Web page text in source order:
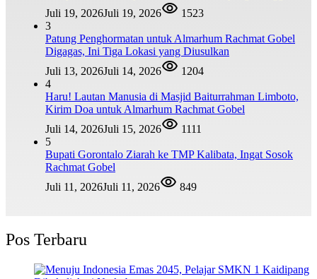
Juli 19, 2026Juli 19, 2026
1523
3
Patung Penghormatan untuk Almarhum Rachmat Gobel
Digagas, Ini Tiga Lokasi yang Diusulkan
Juli 13, 2026Juli 14, 2026
1204
4
Haru! Lautan Manusia di Masjid Baiturrahman Limboto,
Kirim Doa untuk Almarhum Rachmat Gobel
Juli 14, 2026Juli 15, 2026
1111
5
Bupati Gorontalo Ziarah ke TMP Kalibata, Ingat Sosok
Rachmat Gobel
Juli 11, 2026Juli 11, 2026 849
Pos Terbaru